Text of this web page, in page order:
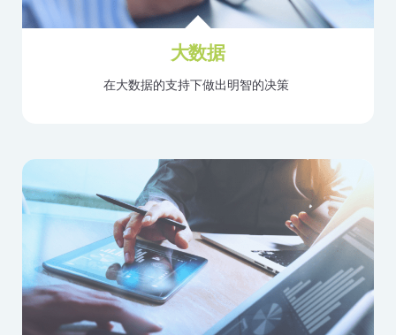
大数据
在大数据的支持下做出明智的决策